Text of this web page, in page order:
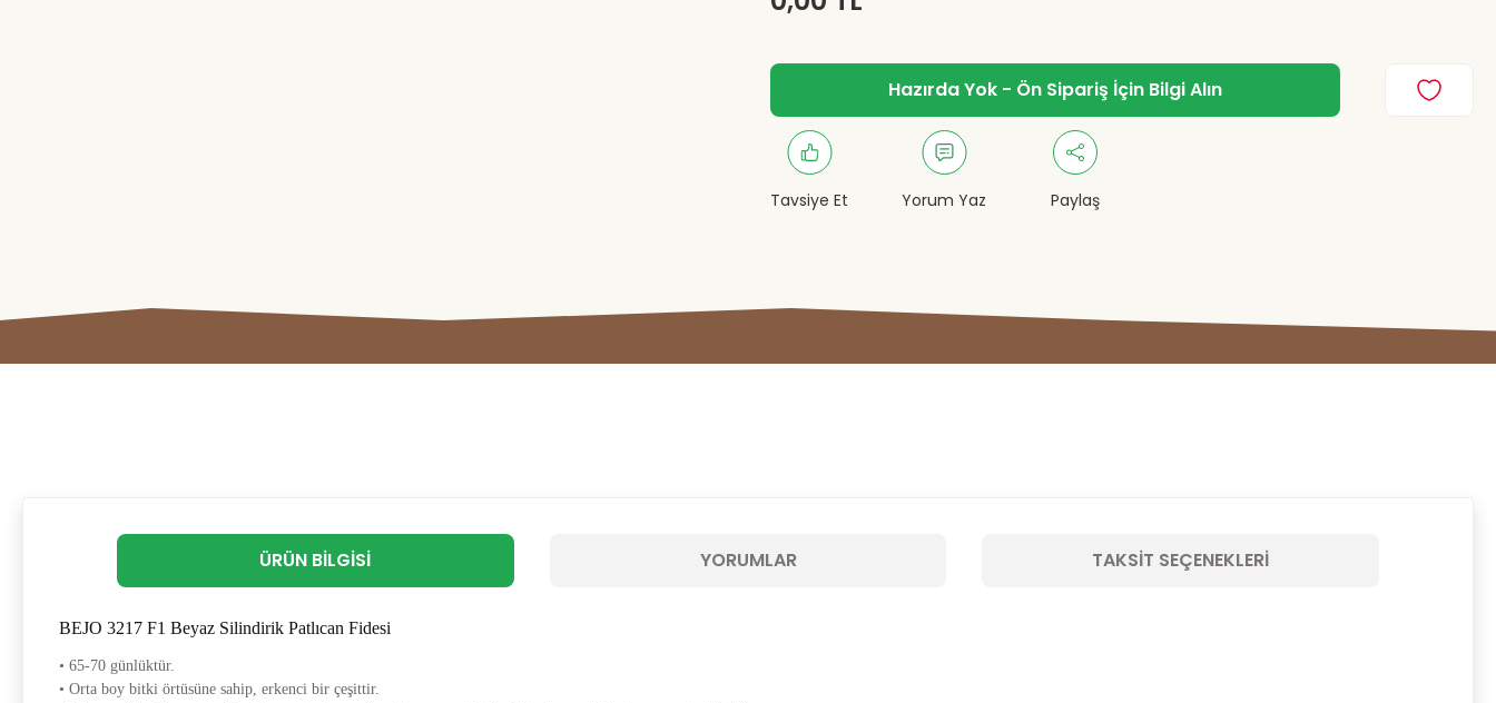
Hazırda Yok - Ön Sipariş İçin Bilgi Alın
Tavsiye Et Yorum Yaz Paylaş
ÜRÜN BILGISI YORUMLAR TAKSIT SEÇENEKLERI
BEJO 3217 F1 Beyaz Silindirik Patlıcan Fidesi
• 65-70 günlüktür.
• Orta boy bitki örtüsüne sahip, erkenci bir çeşittir.